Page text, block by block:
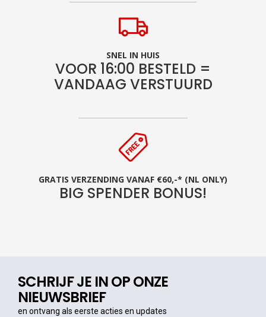
SNEL IN HUIS
VOOR 16:00 BESTELD =
VANDAAG VERSTUURD
GRATIS VERZENDING VANAF €60,-* (NL ONLY)
BIG SPENDER BONUS!
SCHRIJF JE IN OP ONZE
NIEUWSBRIEF
en ontvang als eerste acties en updates